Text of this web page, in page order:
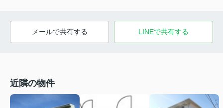
メールで共有する LINEで共有する
近隣の物件